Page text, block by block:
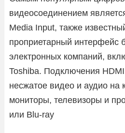
видеосоединением
Media Input, также
проприетарный интерфейс
электронных компаний,
Toshiba. Подключения
несжатое видео и аудио на
мониторы, телевизоры и
или Blu-ray